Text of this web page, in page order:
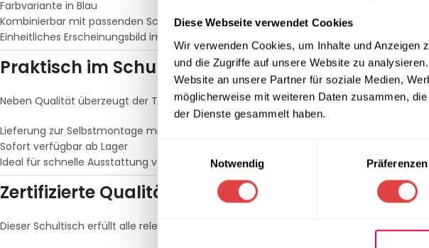
Diese Webseite verwendet Cookies
Wir verwenden Cookies, um Inhalte und Anzeigen
und die Zugriffe auf unsere Website zu
Website an unsere Partner für soziale Medien,
möglicherweise mit weiteren Daten zusammen,
der Dienste gesammelt haben.
Notwendig
Präferenzen
Farbvariante in Blau
Kombinierbar mit passenden Schulstühlen
Einheitliches Erscheinungsbild im Klassenraum
Praktisch im Schulalltag
Neben Qualität überzeugt der Tisch auch durch seine einfache Handhabung.
Lieferung zur Selbstmontage mit Anleitung
Sofort verfügbar ab Lager
Ideal für schnelle Ausstattung von Klassenräumen
Zertifizierte Qualität für Bildungseinrichtungen
Dieser Schultisch erfüllt alle relevanten Normen für Schulmöbel: